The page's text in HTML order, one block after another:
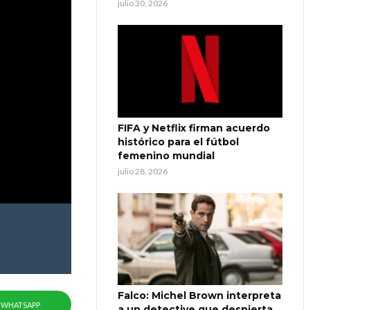
WHATSAPP
julio 30, 2026
FIFA y Netflix firman acuerdo
histórico para el fútbol
femenino mundial
julio 28, 2026
Falco: Michel Brown interpreta